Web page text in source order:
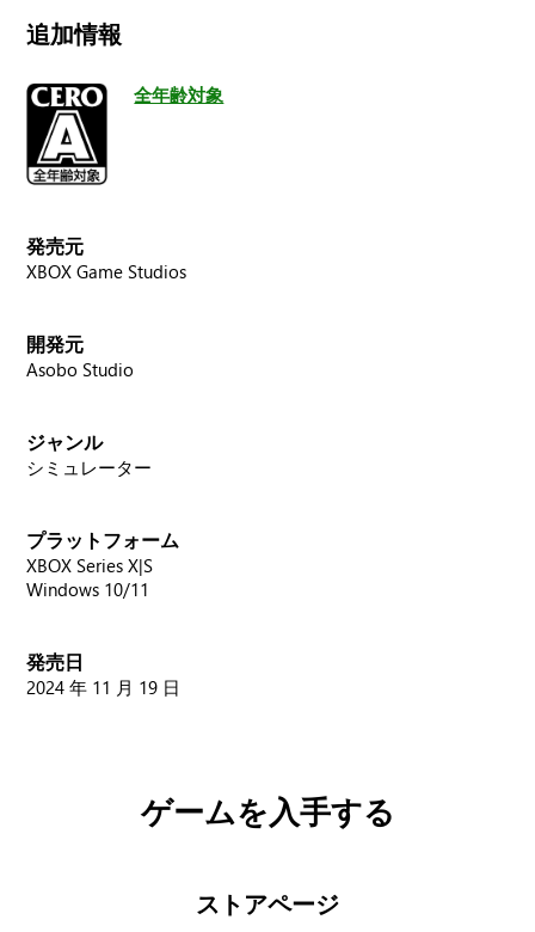
追加情報
全年齢対象
発売元
XBOX Game Studios
開発元
Asobo Studio
ジャンル
シミュレーター
プラットフォーム
XBOX Series X|S
Windows 10/11
発売日
2024 年 11 月 19 日
ゲームを入手する
ストアページ